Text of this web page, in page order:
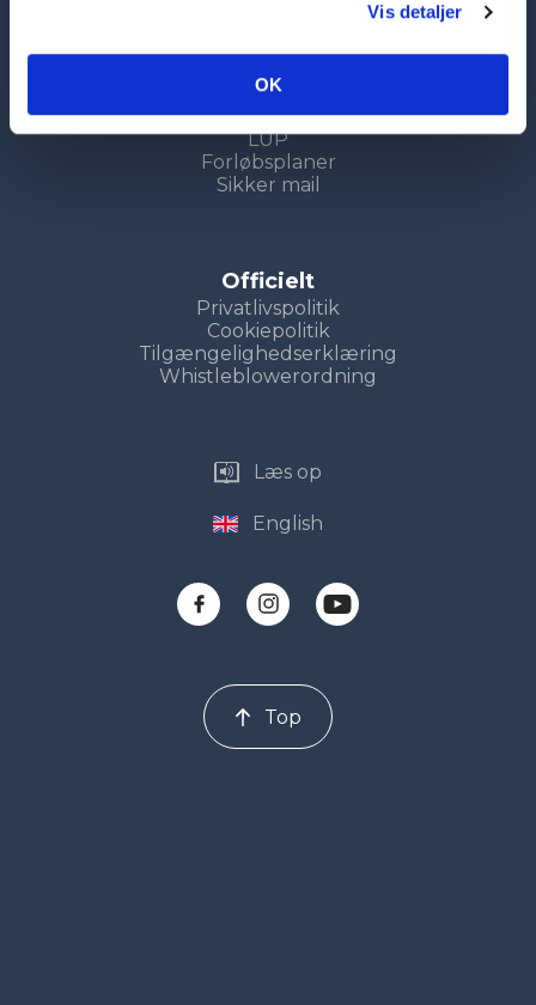
Vis detaljer
OK
Uddannelser
Søg nu
Uddannelsesvejledning
LUP
Forløbsplaner
Sikker mail
Officielt
Privatlivspolitik
Cookiepolitik
Tilgængelighedserklæring
Whistleblowerordning
Læs op
English
Top